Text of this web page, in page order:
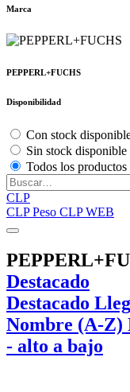
Marca
PEPPERL+FUCHS
Disponibilidad
Con stock
Sin stock disponible
Todos los productos
CLP
CLP Peso CLP WEB
Destacado
Destacado
Nombre (A-Z)
- alto a bajo